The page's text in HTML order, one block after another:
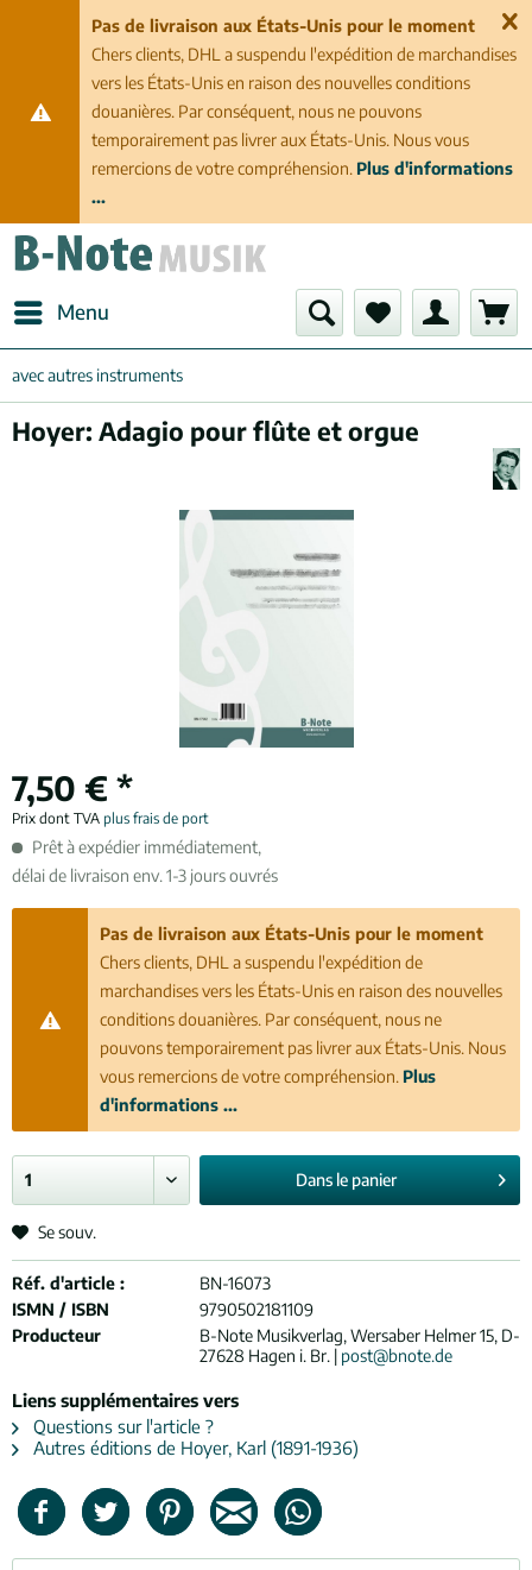
Pas de livraison aux États-Unis pour le moment
Chers clients, DHL a suspendu l'expédition de marchandises
vers les États-Unis en raison des nouvelles conditions
douanières. Par conséquent, nous ne pouvons
temporairement pas livrer aux États-Unis. Nous vous
remercions de votre compréhension. Plus d'informations
...
Menu
avec autres instruments
Hoyer: Adagio pour flûte et orgue
7,50 € *
Prix dont TVA plus frais de port
Prêt à expédier immédiatement,
délai de livraison env. 1-3 jours ouvrés
Pas de livraison aux États-Unis pour le moment
Chers clients, DHL a suspendu l'expédition de
marchandises vers les États-Unis en raison des nouvelles
conditions douanières. Par conséquent, nous ne
pouvons temporairement pas livrer aux États-Unis. Nous
vous remercions de votre compréhension. Plus
d'informations ...
Dans le panier
Se souv.
Réf. d'article :
BN-16073
ISMN / ISBN
9790502181109
Producteur
B-Note Musikverlag, Wersaber Helmer 15, D-
27628 Hagen i. Br. | post@bnote.de
Liens supplémentaires vers
Questions sur l'article ?
Autres éditions de Hoyer, Karl (1891-1936)